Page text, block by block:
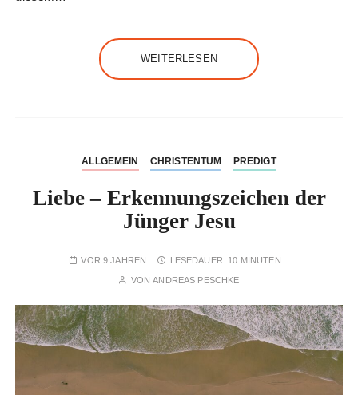
WEITERLESEN
ALLGEMEIN CHRISTENTUM PREDIGT
Liebe – Erkennungszeichen der
Jünger Jesu
VOR 9 JAHREN LESEDAUER: 10 MINUTEN
VONANDREAS PESCHKE